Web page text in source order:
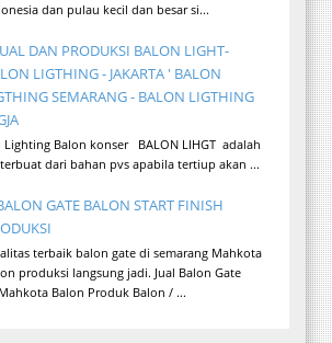
dan pulau kecil dan besar si...
DAN PRODUKSI BALON LIGHT-
LIGTHING - JAKARTA ' BALON
SEMARANG - BALON LIGTHING
Lighting Balon konser BALON LIHGT adalah
dari bahan pvs apabila tertiup akan ...
GATE BALON START FINISH
terbaik balon gate di semarang Mahkota
produksi langsung jadi. Jual Balon Gate
Balon Produk Balon / ...